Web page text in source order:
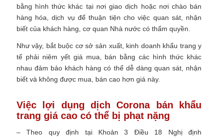
bằng hình thức khác tại nơi giao dịch hoặc nơi chào bán
hàng hóa, dịch vụ để thuận tiện cho việc quan sát, nhận
biết của khách hàng, cơ quan Nhà nước có thẩm quyền.
Như vậy, bắt buộc cơ sở sản xuất, kinh doanh khẩu trang y
tế phải niêm yết giá mua, bán bằng các hình thức khác
nhau đảm bảo khách hàng có thể dễ dàng quan sát, nhận
biết và không được mua, bán cao hơn giá này.
Việc lợi dụng dịch Corona bán khẩu
trang giá cao có thể bị phạt nặng
– Theo quy định tại Khoản 3 Điều 18 Nghị định